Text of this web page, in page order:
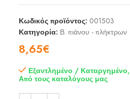
Κωδικός προϊόντος: 001503
Κατηγορία: Β. πιάνου - πλήκτρων
8,65€
Εξαντλημένο / Καταργημένο,
Από τους καταλόγους μας